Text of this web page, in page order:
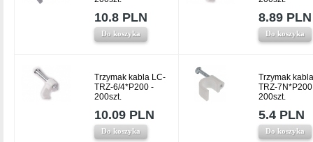
10.8 PLN
Do koszyka
8.89 PLN
Do koszyka
Trzymak kabla LC-
TRZ-6/4*P200 -
200szt.
10.09 PLN
Do koszyka
Trzymak
TRZ-
200szt.
5.4 PLN
Do koszyka